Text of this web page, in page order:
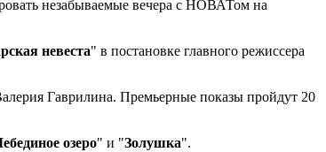
незабываемые вечера с НОВАТом на
невеста" в постановке главного режиссера
Гаврилина. Премьерные показы пройдут 20
озеро" и "Золушка".